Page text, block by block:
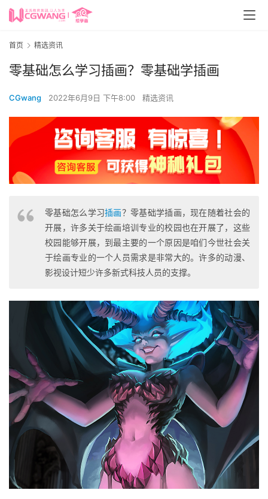
首页 精选资讯
零基础怎么学习插画？零基础学插画
CGwang 2022年6月9日 下午8:00 精选资讯
零基础怎么学习插画？零基础学插画，现在随着社会的
开展，许多关于绘画培训专业的校园也在开展了，这些
校园能够开展，到最主要的一个原因是咱们今世社会关
于绘画专业的一个人员需求是非常大的。许多的动漫、
影视设计短少许多新式科技人员的支撑。